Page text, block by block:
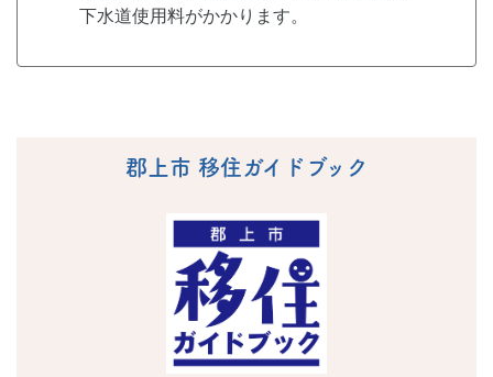
下水道使用料がかかります。
郡上市 移住ガイドブック